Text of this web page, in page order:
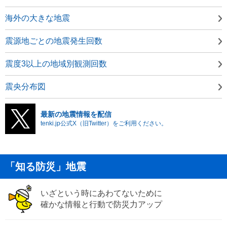
海外の大きな地震
震源地ごとの地震発生回数
震度3以上の地域別観測回数
震央分布図
最新の地震情報を配信
tenki.jp公式X（旧Twitter）をご利用ください。
「知る防災」地震
いざという時にあわてないために
確かな情報と行動で防災力アップ